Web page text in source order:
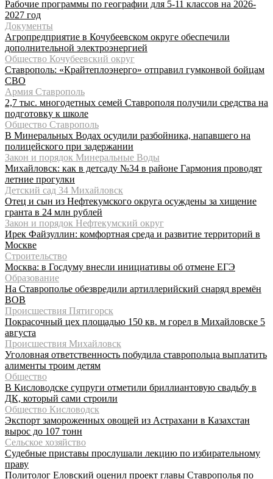
Рабочие программы по географии для 5-11 классов на 2026-
2027 год
Документы
Агропредприятие в Кочубеевском округе обеспечили
дополнительной электроэнергией
Общество Кочубеевский округ
Ставрополь: «Крайтеплоэнерго» отправил гумконвой бойцам
СВО
Армия Ставрополь
2,7 тыс. многодетных семей Ставрополя получили средства на
подготовку к школе
Общество Ставрополь
В Минеральных Водах осудили разбойника, напавшего на
полицейского при задержании
Закон и порядок Минеральные Воды
Михайловск: как в детсаду №34 в районе Гармония проводят
летние прогулки
Детский сад 34 Михайловск
Отец и сын из Нефтекумского округа осуждены за хищение
гранта в 24 млн рублей
Закон и порядок Нефтекумский округ
Ирек Файзуллин: комфортная среда и развитие территорий в
Москве
Строительство
Москва: в Госдуму внесли инициативы об отмене ЕГЭ
Образование
На Ставрополье обезвредили артиллерийский снаряд времён
ВОВ
Происшествия Пятигорск
Покрасочный цех площадью 150 кв. м горел в Михайловске 5
августа
Происшествия Михайловск
Уголовная ответственность побудила ставропольца выплатить
алименты троим детям
Общество
В Кисловодске супруги отметили бриллиантовую свадьбу в
ДК, который сами строили
Общество Кисловодск
Экспорт замороженных овощей из Астрахани в Казахстан
вырос до 107 тонн
Сельское хозяйство
Судебные приставы прослушали лекцию по избирательному
праву
Политолог Еловский оценил проект главы Ставрополья по